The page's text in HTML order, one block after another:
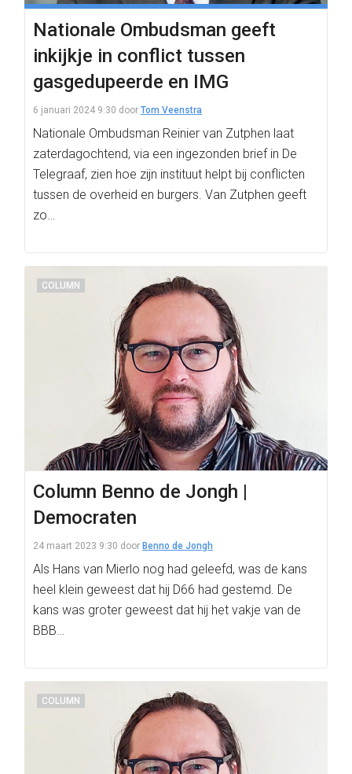
Nationale Ombudsman geeft
inkijkje in conflict tussen
gasgedupeerde en IMG
6 januari 2024 9:30 door Tom Veenstra
Nationale Ombudsman Reinier van Zutphen laat
zaterdagochtend, via een ingezonden brief in De
Telegraaf, zien hoe zijn instituut helpt bij conflicten
tussen de overheid en burgers. Van Zutphen geeft
zo…
COLUMN
Column Benno de Jongh |
Democraten
24 maart 2023 9:30 door Benno de Jongh
Als Hans van Mierlo nog had geleefd, was de kans
heel klein geweest dat hij D66 had gestemd. De
kans was groter geweest dat hij het vakje van de
BBB…
COLUMN